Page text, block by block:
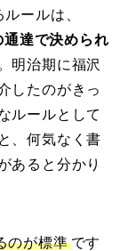
ールは、
達で決められ
明治期に福沢
したのがきっ
ルールとして
、何気なく書
あると分かり
のが標準です